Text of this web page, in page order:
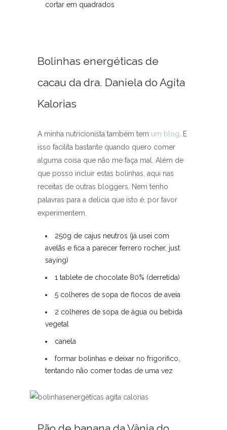
cortar em quadrados
Bolinhas energéticas de
cacau da dra. Daniela do Agita
Kalorias
A minha nutricionista também tem um blog. E
isso facilita bastante quando quero comer
alguma coisa que não me faça mal. Além de
que posso incluir estas bolinhas, aqui nas
receitas de outras bloggers. Nem tenho
palavras para a delicia que isto é, por favor
experimentem.
250g de cajus neutros (já usei com
avelãs e fica a parecer ferrero rocher, just
saying)
1 tablete de chocolate 80% (derretida)
5 colheres de sopa de flocos de aveia
2 colheres de sopa de água ou bebida
vegetal
canela
formar bolinhas e deixar no frigorifico,
tentando não comer todas de uma vez